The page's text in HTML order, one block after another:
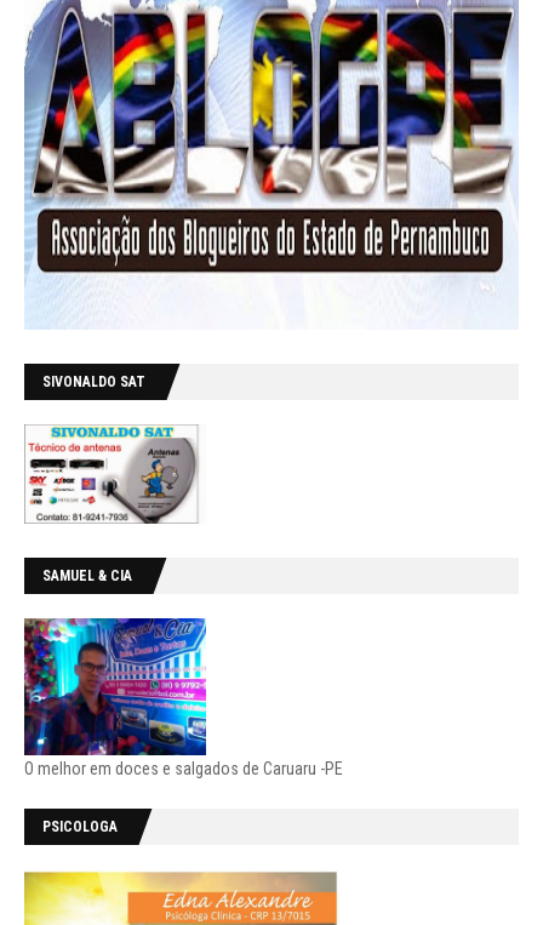
SIVONALDO SAT
SAMUEL & CIA
O melhor em doces e salgados de Caruaru -PE
PSICOLOGA